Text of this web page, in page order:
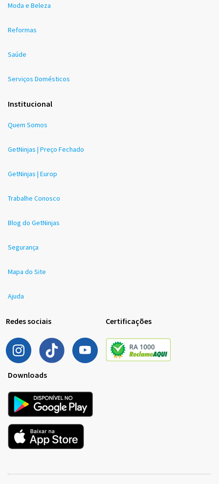
Moda e Beleza
Reformas
Saúde
Serviços Domésticos
Institucional
Quem Somos
GetNinjas | Preço Fechado
GetNinjas | Europ
Trabalhe Conosco
Blog do GetNinjas
Segurança
Mapa do Site
Ajuda
Redes sociais Certificações
Downloads